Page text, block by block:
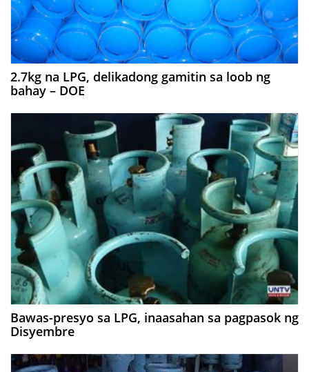
2.7kg na LPG, delikadong gamitin sa loob ng
bahay – DOE
Bawas-presyo sa LPG, inaasahan sa pagpasok ng
Disyembre